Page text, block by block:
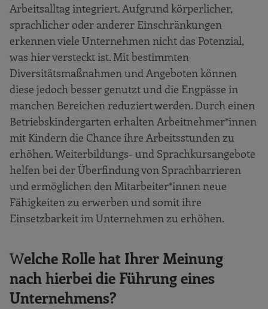
Arbeitsalltag integriert. Aufgrund körperlicher,
sprachlicher oder anderer Einschränkungen
erkennen viele Unternehmen nicht das Potenzial,
was hier versteckt ist. Mit bestimmten
Diversitätsmaßnahmen und Angeboten können
diese jedoch besser genutzt und die Engpässe in
manchen Bereichen reduziert werden. Durch einen
Betriebskindergarten erhalten Arbeitnehmer*innen
mit Kindern die Chance ihre Arbeitsstunden zu
erhöhen. Weiterbildungs- und Sprachkursangebote
helfen bei der Überfindung von Sprachbarrieren
und ermöglichen den Mitarbeiter*innen neue
Fähigkeiten zu erwerben und somit ihre
Einsetzbarkeit im Unternehmen zu erhöhen.
Welche Rolle hat Ihrer Meinung
nach hierbei die Führung eines
Unternehmens?